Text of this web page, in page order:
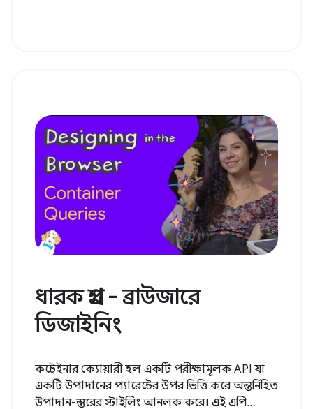
ধারক প্রশ্ন - ব্রাউজারে
ডিজাইনিং
কন্টেইনার ক্যোয়ারী হল একটি পরীক্ষামূলক API যা
একটি উপাদানের প্যারেন্টের উপর ভিত্তি করে অন্তর্নিহিত
উপাদান-স্তরের স্টাইলিং আনলক করে। এই এপি...